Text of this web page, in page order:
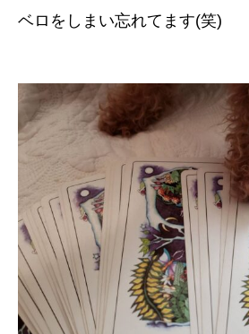
ベロをしまい忘れてます(笑)